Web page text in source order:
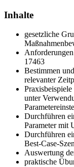
Inhalte
gesetzliche
17463
Bestimmen
relevanter
unter
Durchführen
Parameter mit
Durchführen
Best-Case-
Auswertung
praktische